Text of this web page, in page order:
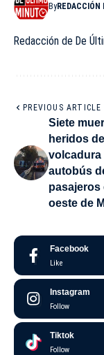
ByREDACCIÓN
Redacción de De
PREVIOUS ARTICLE
Siete
heridos
volcadura
autobús
pasajeros
oeste de
Facebook
Like
Instagram
Follow
Tiktok
Follow